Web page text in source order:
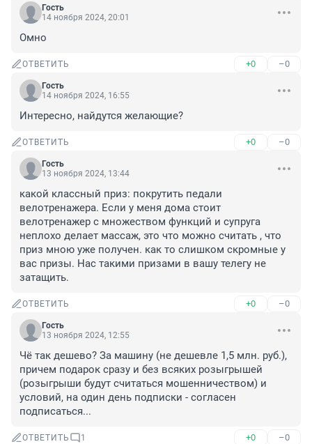
Гость
14 ноября 2024, 20:01
Омно
ОТВЕТИТЬ +0 –0
Гость
14 ноября 2024, 16:55
Интересно, найдутся желающие?
ОТВЕТИТЬ +0 –0
Гость
13 ноября 2024, 13:44
какой классный приз: покрутить педали
велотренажера. Если у меня дома стоит
велотренажер с множеством функций и супруга
неплохо делает массаж, это что можно считать , что
приз мною уже получен. как то слишком скромные у
вас призы. Нас такими призами в вашу телегу не
затащить.
ОТВЕТИТЬ +0 –0
Гость
13 ноября 2024, 12:55
Чё так дешево? За машину (не дешевле 1,5 млн. руб.),
причем подарок сразу и без всяких розыгрышей
(розыгрыши будут считаться мошенничеством) и
условий, на один день подписки - согласен
подписаться...
ОТВЕТИТЬ 1 +0 –0